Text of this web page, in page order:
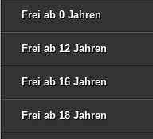
Frei ab 0 Jahren
Frei ab 12 Jahren
Frei ab 16 Jahren
Frei ab 18 Jahren